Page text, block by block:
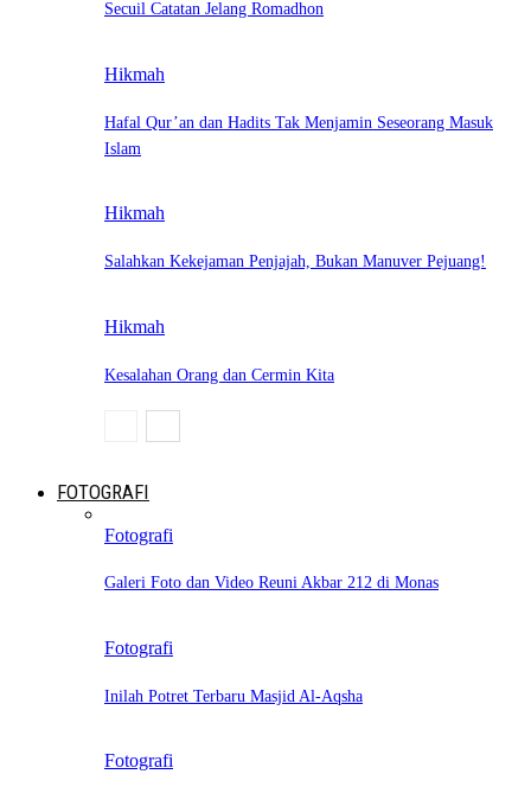
Secuil Catatan Jelang Romadhon
Hikmah
Hafal Qur’an dan Hadits Tak Menjamin Seseorang Masuk
Islam
Hikmah
Salahkan Kekejaman Penjajah, Bukan Manuver Pejuang!
Hikmah
Kesalahan Orang dan Cermin Kita
FOTOGRAFI
Fotografi
Galeri Foto dan Video Reuni Akbar 212 di Monas
Fotografi
Inilah Potret Terbaru Masjid Al-Aqsha
Fotografi